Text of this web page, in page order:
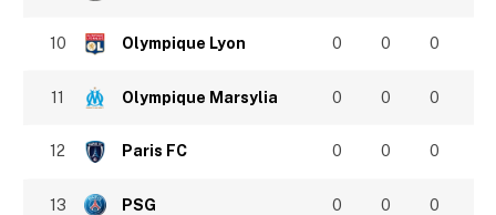
10 Olympique Lyon 0 0 0
11 Olympique Marsylia 0 0 0
12 Paris FC 0 0 0
13 PSG 0 0 0